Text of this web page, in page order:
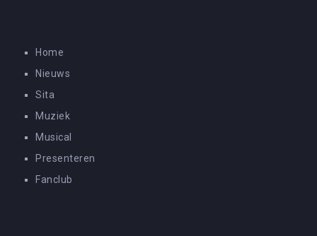
Home
Nieuws
Sita
Muziek
Musical
Presenteren
Fanclub